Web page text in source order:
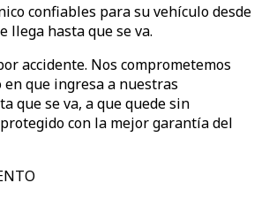
confiables para su vehículo desde
llega hasta que se va.
accidente. Nos comprometemos
en que ingresa a nuestras
que se va, a que quede sin
con la mejor garantía del